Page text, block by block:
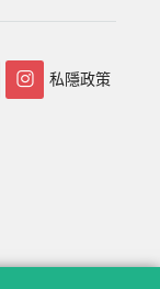
私隱政策